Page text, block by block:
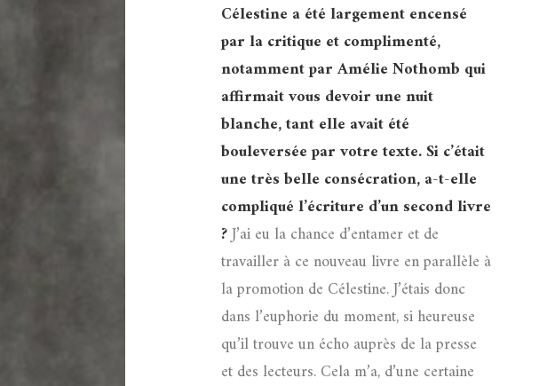
Célestine a été largement encensé
par la critique et complimenté,
notamment par Amélie Nothomb qui
affirmait vous devoir une nuit
blanche, tant elle avait été
bouleversée par votre texte. Si c’était
une très belle consécration, a-t-elle
compliqué l’écriture d’un second livre
?J’ai eu la chance d’entamer et de
travailler à ce nouveau livre en parallèle à
la promotion de Célestine. J’étais donc
dans l’euphorie du moment, si heureuse
qu’il trouve un écho auprès de la presse
et des lecteurs. Cela m’a, d’une certaine